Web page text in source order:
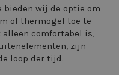
wij de optie om
of thermogel toe te
comfortabel is,
zijn
loop der tijd.